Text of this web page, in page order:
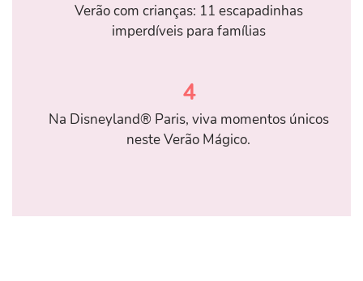
Verão com crianças: 11 escapadinhas
imperdíveis para famílias
4
Na Disneyland® Paris, viva momentos únicos
neste Verão Mágico.